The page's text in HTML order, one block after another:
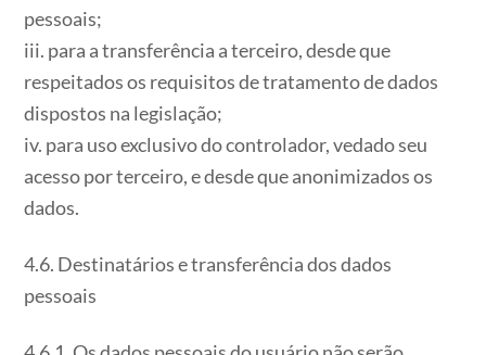
pessoais;
iii. para a transferência a terceiro, desde que
respeitados os requisitos de tratamento de dados
dispostos na legislação;
iv. para uso exclusivo do controlador, vedado seu
acesso por terceiro, e desde que anonimizados os
dados.
4.6. Destinatários e transferência dos dados
pessoais